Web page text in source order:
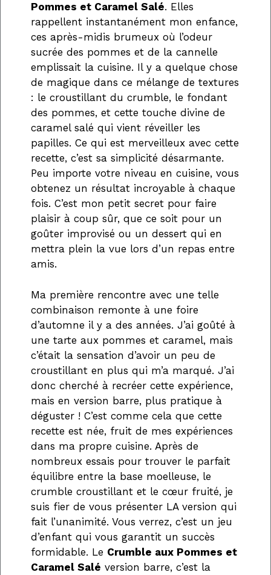
Pommes et Caramel Salé. Elles
rappellent instantanément mon enfance,
ces après-midis brumeux où l’odeur
sucrée des pommes et de la cannelle
emplissait la cuisine. Il y a quelque chose
de magique dans ce mélange de textures
: le croustillant du crumble, le fondant
des pommes, et cette touche divine de
caramel salé qui vient réveiller les
papilles. Ce qui est merveilleux avec cette
recette, c’est sa simplicité désarmante.
Peu importe votre niveau en cuisine, vous
obtenez un résultat incroyable à chaque
fois. C’est mon petit secret pour faire
plaisir à coup sûr, que ce soit pour un
goûter improvisé ou un dessert qui en
mettra plein la vue lors d’un repas entre
amis.
Ma première rencontre avec une telle
combinaison remonte à une foire
d’automne il y a des années. J’ai goûté à
une tarte aux pommes et caramel, mais
c’était la sensation d’avoir un peu de
croustillant en plus qui m’a marqué. J’ai
donc cherché à recréer cette expérience,
mais en version barre, plus pratique à
déguster ! C’est comme cela que cette
recette est née, fruit de mes expériences
dans ma propre cuisine. Après de
nombreux essais pour trouver le parfait
équilibre entre la base moelleuse, le
crumble croustillant et le cœur fruité, je
suis fier de vous présenter LA version qui
fait l’unanimité. Vous verrez, c’est un jeu
d’enfant qui vous garantit un succès
formidable. Le Crumble aux Pommes et
Caramel Salé version barre, c’est la